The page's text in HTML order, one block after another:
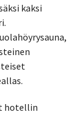
kaksi
hotellin